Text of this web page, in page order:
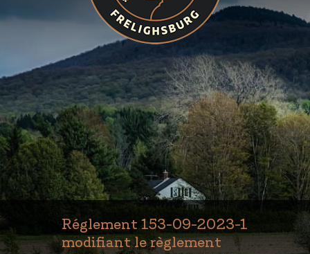
Réglement 153-09-2023-1
modifiant le règlement